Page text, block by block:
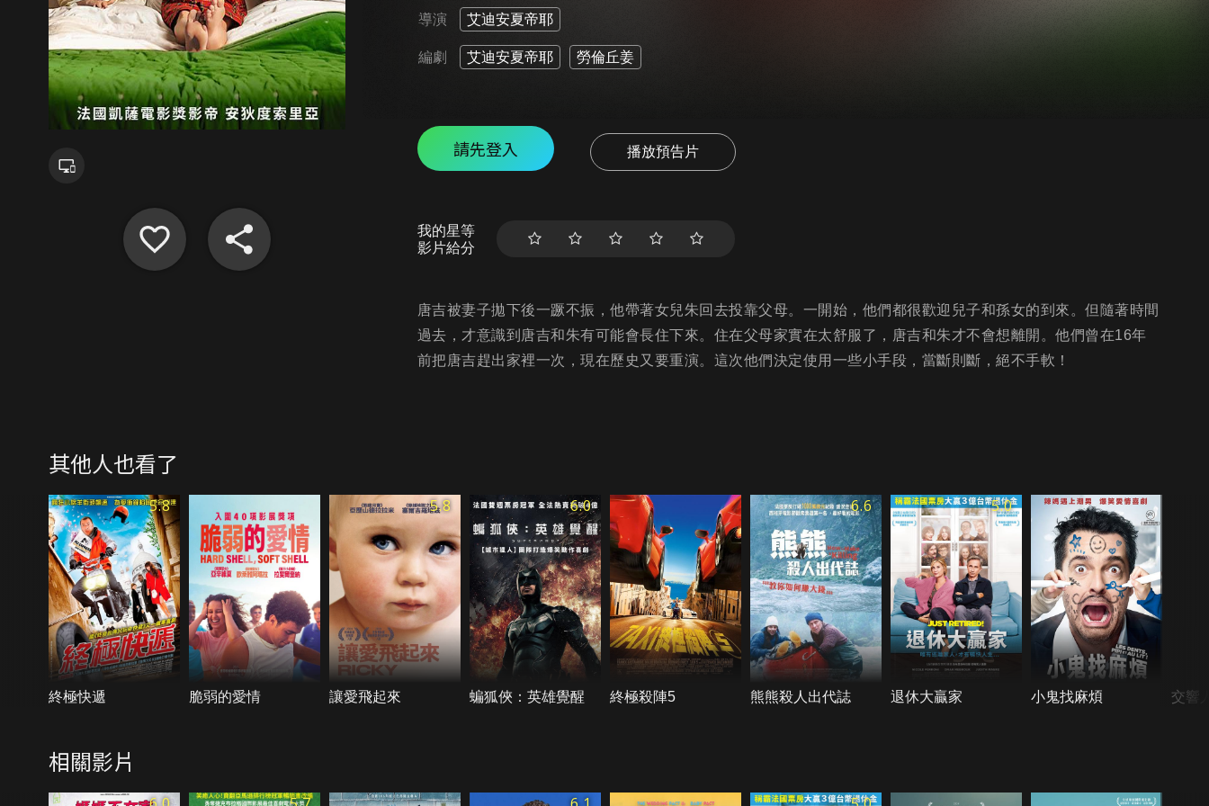
導演 艾迪安夏帝耶
編劇 艾迪安夏帝耶 勞倫丘姜
請先登入 播放預告片
我的星等
影片給分
唐吉被妻子拋下後一蹶不振，他帶著女兒朱回去投靠父母。一開始，他們都很歡迎兒子和孫女的到來。但隨著時間
過去，才意識到唐吉和朱有可能會長住下來。住在父母家實在太舒服了，唐吉和朱才不會想離開。他們曾在16年
前把唐吉趕出家裡一次，現在歷史又要重演。這次他們決定使用一些小手段，當斷則斷，絕不手軟！
其他人也看了
5.8
終極快遞 脆弱的愛情
5.8
讓愛飛起來
6.0
蝙狐俠：英雄覺醒 終極殺陣5
6.6
熊熊殺人出代誌
5.0
退休大贏家 小鬼找麻煩 交響
相關影片